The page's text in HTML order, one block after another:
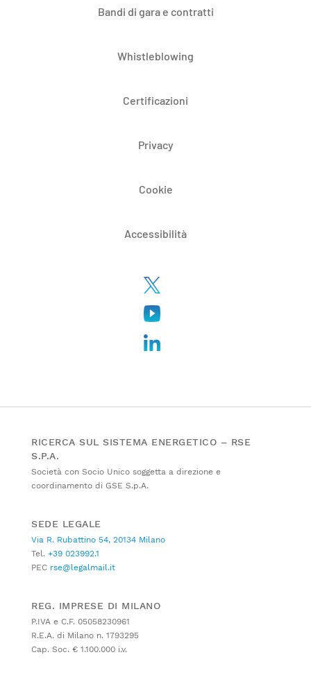
Bandi di gara e contratti
Whistleblowing
Certificazioni
Privacy
Cookie
Accessibilità
RICERCA SUL SISTEMA ENERGETICO – RSE
S.P.A.
Società con Socio Unico soggetta a direzione e
coordinamento di GSE S.p.A.
SEDE LEGALE
Via R. Rubattino 54, 20134 Milano
Tel. +39 023992.1
PEC rse@legalmail.it
REG. IMPRESE DI MILANO
P.IVA e C.F. 05058230961
R.E.A. di Milano n. 1793295
Cap. Soc. € 1.100.000 i.v.